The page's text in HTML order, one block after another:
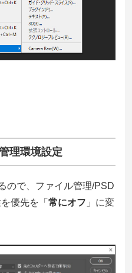
理環境設定
ので、ファイル管理/PSD
優先を「 常にオフ 」に変